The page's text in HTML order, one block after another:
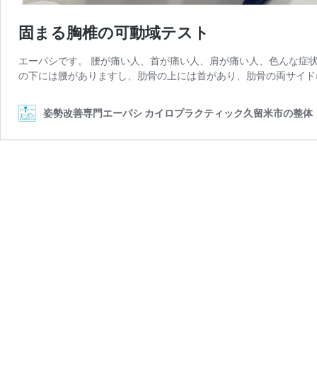
固まる胸椎の可動域テスト
エーパシです。 腰が痛い人、首が痛い人、肩が痛い人、色んな
の下には腰がありますし、肋骨の上には首があり、肋骨の両サイ
姿勢改善専門エーパシ カイロプラクティック久留米市の整体